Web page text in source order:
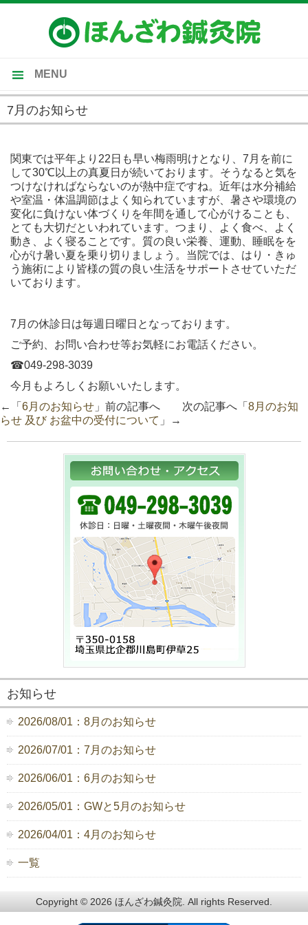
MENU
トップ
施術内容
受付時間・施術料金
施術の流れ・Ｑ＆Ａ
7月のお知らせ
関東では平年より22日も早い梅雨明けとなり、7月を前に
して30℃以上の真夏日が続いております。そうなると気を
つけなければならないのが熱中症ですね。近年は水分補給
や室温・体温調節はよく知られていますが、暑さや環境の
変化に負けない体づくりを年間を通して心がけることも、
とても大切だといわれています。つまり、よく食べ、よく
動き、よく寝ることです。質の良い栄養、運動、睡眠をを
心がけ暑い夏を乗り切りましょう。当院では、はり・きゅ
う施術により皆様の質の良い生活をサポートさせていただ
いております。
7月の休診日は毎週日曜日となっております。
ご予約、お問い合わせ等お気軽にお電話ください。
☎︎049-298-3039
今月もよろしくお願いいたします。
←「 6月のお知らせ 」前の記事へ 次の記事へ「 8月のお知
らせ 及び お盆中の受付について 」→
お知らせ
2026/08/01：8月のお知らせ
2026/07/01：7月のお知らせ
2026/06/01：6月のお知らせ
2026/05/01：GWと5月のお知らせ
2026/04/01：4月のお知らせ
一覧
Copyright © 2026 ほんざわ鍼灸院. All rights Reserved.